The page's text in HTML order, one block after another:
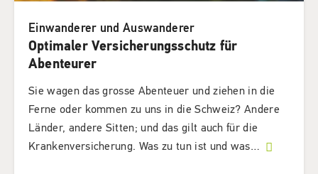
Optimaler Versicherungsschutz für
Abenteurer
Einwanderer und Auswanderer
Sie wagen das grosse Abenteuer und ziehen in die
Ferne oder kommen zu uns in die Schweiz? Andere
Länder, andere Sitten; und das gilt auch für die
Krankenversicherung. Was zu tun ist und was…